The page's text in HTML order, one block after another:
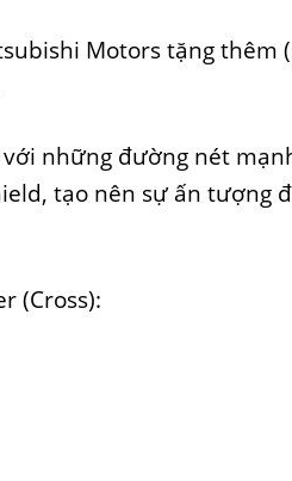
Motors tặng thêm
những đường nét
tạo nên sự ấn tượng
(Cross):